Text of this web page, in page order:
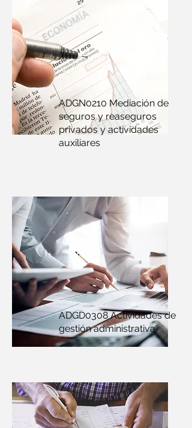
ADGN0210 Mediación de
seguros y reaseguros
privados y actividades
auxiliares
ADGD0308 Actividades de
gestión administrativa